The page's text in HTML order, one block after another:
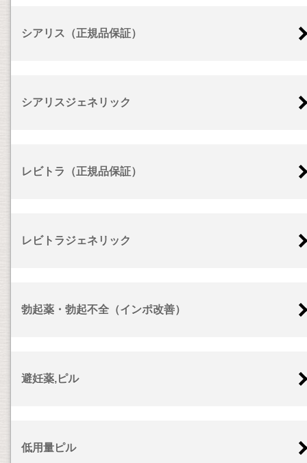
シアリス（正規品保証）
シアリスジェネリック
レビトラ（正規品保証）
レビトラジェネリック
勃起薬・勃起不全（インポ改善）
避妊薬,ピル
低用量ピル